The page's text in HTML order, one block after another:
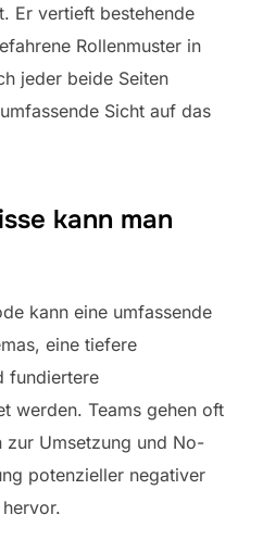
Er vertieft bestehende
Rollenmuster in
jeder beide Seiten
Sicht auf das
kann man
kann eine umfassende
eine tiefere
fundiertere
werden. Teams gehen oft
Umsetzung und No-
potenzieller negativer